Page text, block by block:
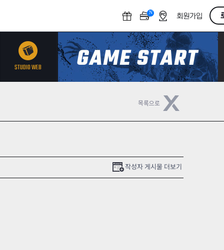
N
F
회원가입
STUDIO WEB
작성자 게시물 더보기